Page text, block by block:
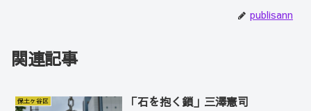
publisann
関連記事
保土ヶ谷区 「石を抱く鎖」三澤憲司